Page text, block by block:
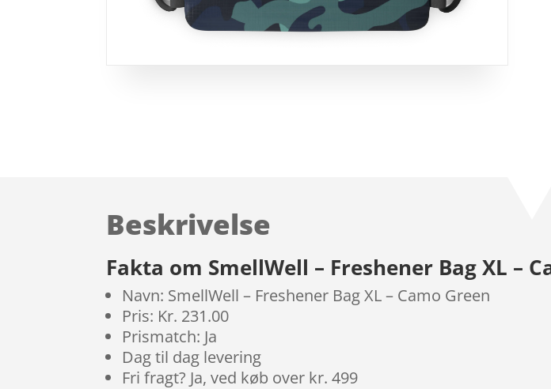
Beskrivelse
Fakta om SmellWell – Freshener Bag XL –
Navn: SmellWell – Freshener Bag XL – Camo Green
Pris: Kr. 231.00
Prismatch: Ja
Dag til dag levering
Fri fragt? Ja, ved køb over kr. 499